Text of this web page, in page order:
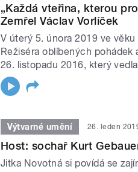
„Každá vteřina, kterou
Zemřel Václav Vorlíček
V úterý 5. února 2019 ve
Režiséra oblíbených
26. listopadu 2016, který
Výtvarné umění 26. leden
Host: sochař Kurt
Jitka Novotná si povídá se